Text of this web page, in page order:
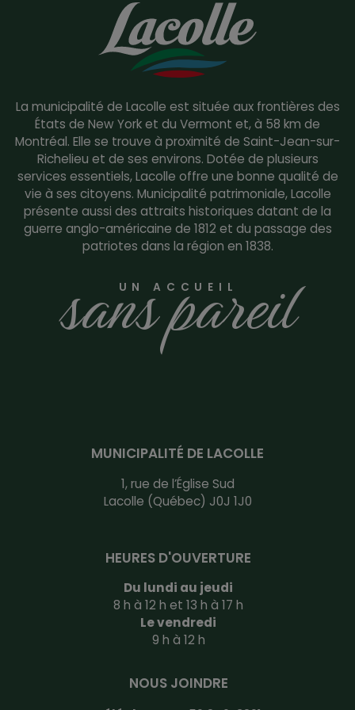
La municipalité de Lacolle est située aux frontières des
États de New York et du Vermont et, à 58 km de
Montréal. Elle se trouve à proximité de Saint-Jean-sur-
Richelieu et de ses environs. Dotée de plusieurs
services essentiels, Lacolle offre une bonne qualité de
vie à ses citoyens. Municipalité patrimoniale, Lacolle
présente aussi des attraits historiques datant de la
guerre anglo-américaine de 1812 et du passage des
patriotes dans la région en 1838.
UN ACCUEIL
sans pareil
MUNICIPALITÉ DE LACOLLE
1, rue de l’Église Sud
Lacolle (Québec) J0J 1J0
HEURES D'OUVERTURE
Du lundi au jeudi
8 h à 12 h et 13 h à 17 h
Le vendredi
9 h à 12 h
NOUS JOINDRE